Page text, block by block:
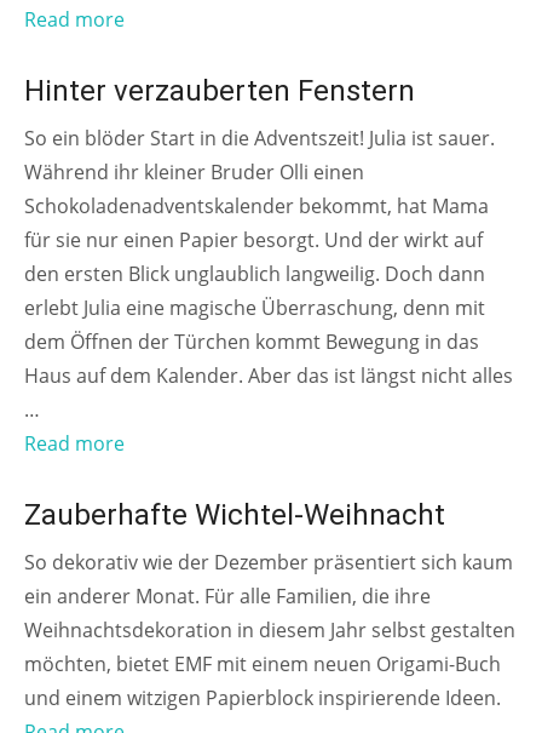
Read more
AB 8 JAHREN
Hinter verzauberten Fenstern
So ein blöder Start in die Adventszeit! Julia ist sauer.
Während ihr kleiner Bruder Olli einen
Schokoladenadventskalender bekommt, hat Mama
für sie nur einen Papier besorgt. Und der wirkt auf
den ersten Blick unglaublich langweilig. Doch dann
erlebt Julia eine magische Überraschung, denn mit
dem Öffnen der Türchen kommt Bewegung in das
Haus auf dem Kalender. Aber das ist längst nicht alles
…
Read more
FÜR DIE GANZE FAMILIE
Zauberhafte Wichtel-Weihnacht
So dekorativ wie der Dezember präsentiert sich kaum
ein anderer Monat. Für alle Familien, die ihre
Weihnachtsdekoration in diesem Jahr selbst gestalten
möchten, bietet EMF mit einem neuen Origami-Buch
und einem witzigen Papierblock inspirierende Ideen.